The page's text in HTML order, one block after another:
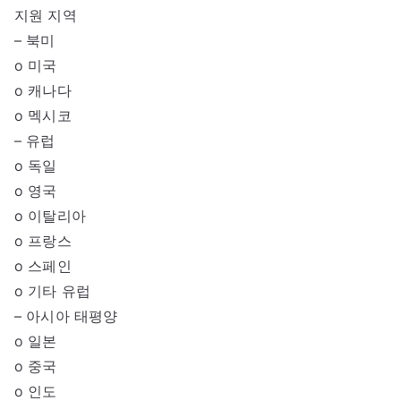
지원 지역
– 북미
o 미국
o 캐나다
o 멕시코
– 유럽
o 독일
o 영국
o 이탈리아
o 프랑스
o 스페인
o 기타 유럽
– 아시아 태평양
o 일본
o 중국
o 인도